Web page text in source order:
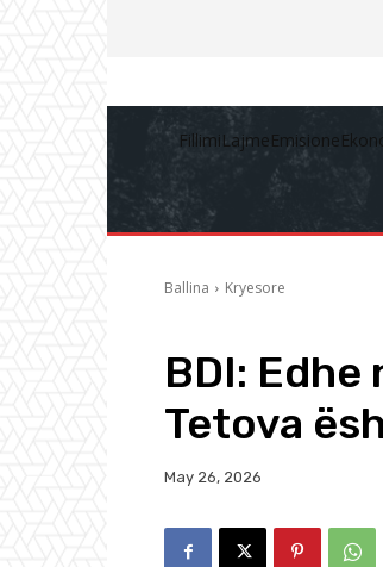
FillimiLajmeEmisione
Ballina Kryesore
BDI:
Tetova
May 26, 2026